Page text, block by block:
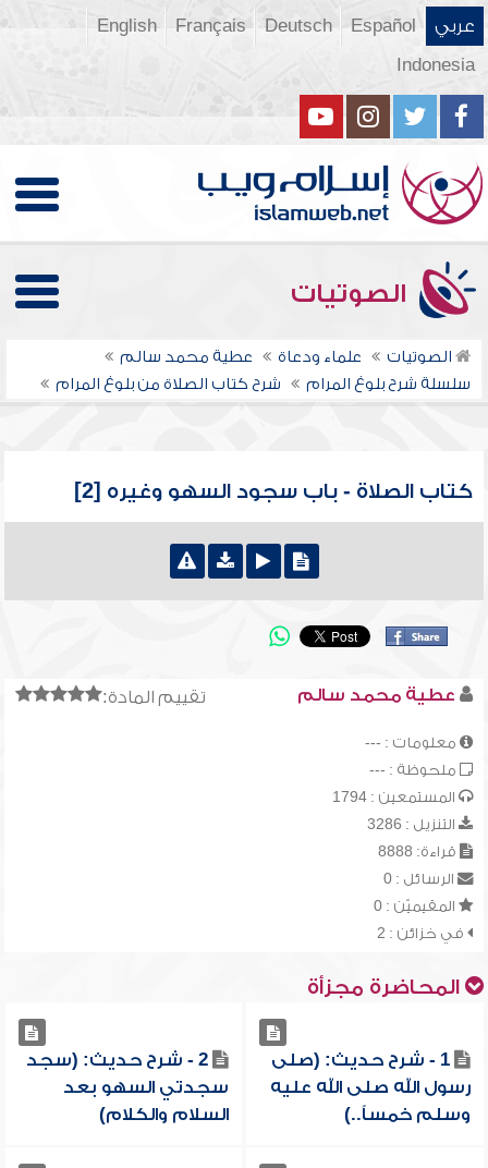
عربي Español
Deutsch
Français
English
Indonesia
الصوتيات
الصوتيات علماء ودعاة
عطية محمد سالم
سلسلة شرح بلوغ المرام
شرح كتاب الصلاة من بلوغ المرام
كتاب الصلاة - باب سجود السهو وغيره [2]
تقييم المادة: عطية محمد سالم
معلومات : ---
ملحوظة : ---
المستمعين : 1794
التنزيل : 3286
قراءة: 8888
الرسائل : 0
المقيميّن : 0
في خزائن : 2
المحاضرة مجزأة
1 - شرح حديث: (صلى
رسول الله صلى الله عليه
وسلم خمساً..)
2 - شرح حديث: (سجد
سجدتي السهو بعد
السلام والكلام)